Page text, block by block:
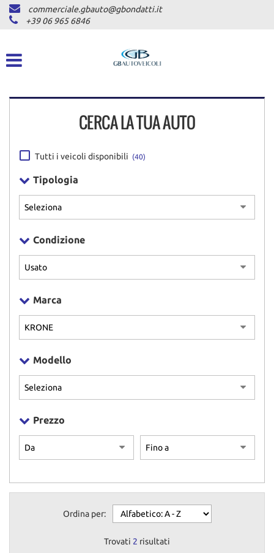
HOME
CHI SIAMO
PICKUP
DICONO DI NOI
ASSISTENZA
NEWS
CONTATTI
NUOVI
AREA COMMERCIANTI
commerciale.gbauto@gbondatti.it
+39 06 965 6846
CERCA LA TUA AUTO
Tutti i veicoli disponibili (40)
Tipologia
Condizione
Marca
Modello
Prezzo
Ordina per:
Trovati 2 risultati